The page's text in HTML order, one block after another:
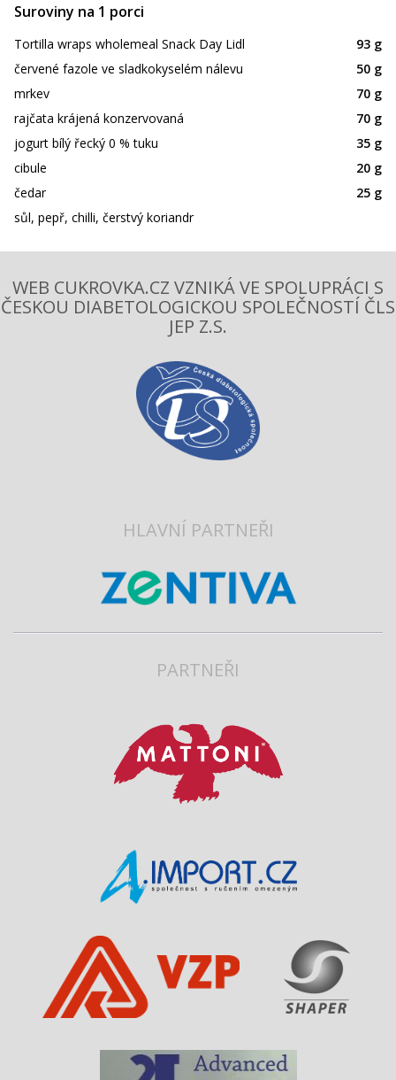
Suroviny na 1 porci
Tortilla wraps wholemeal Snack Day Lidl
93 g
červené fazole ve sladkokyselém nálevu
50 g
mrkev
70 g
rajčata krájená konzervovaná
70 g
jogurt bílý řecký 0 % tuku
35 g
cibule
20 g
čedar
25 g
sůl, pepř, chilli, čerstvý koriandr
WEB CUKROVKA.CZ VZNIKÁ VE SPOLUPRÁCI S
ČESKOU DIABETOLOGICKOU SPOLEČNOSTÍ ČLS
JEP Z.S.
HLAVNÍ PARTNEŘI
PARTNEŘI